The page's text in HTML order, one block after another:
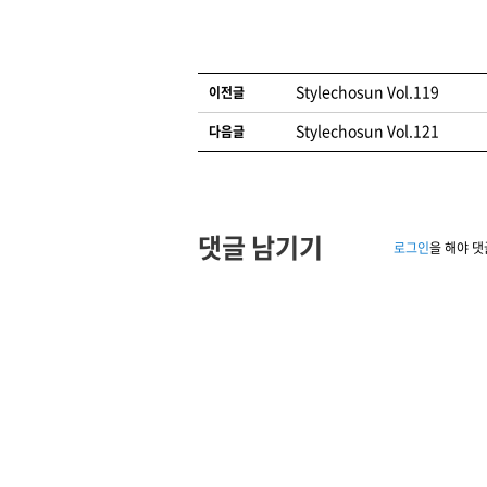
글 네비게이션
이전글 Stylechosun Vol.119
다음글 Stylechosun Vol.121
댓글 남기기 로그인을 해야